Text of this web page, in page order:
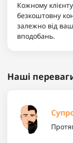
Кожному
безкоштовну
залежно від
вподобань.
Наші